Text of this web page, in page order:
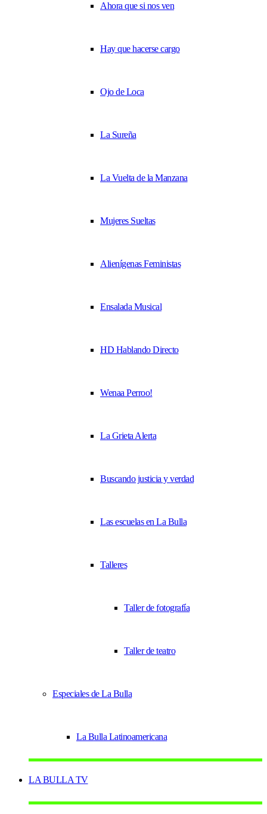
Ahora que si nos ven
Hay que hacerse cargo
Ojo de Loca
La Sureña
La Vuelta de la Manzana
Mujeres Sueltas
Alienígenas Feministas
Ensalada Musical
HD Hablando Directo
Wenaa Perroo!
La Grieta Alerta
Buscando justicia y verdad
Las escuelas en La Bulla
Talleres
Taller de fotografía
Taller de teatro
Especiales de La Bulla
La Bulla Latinoamericana
LA BULLA TV